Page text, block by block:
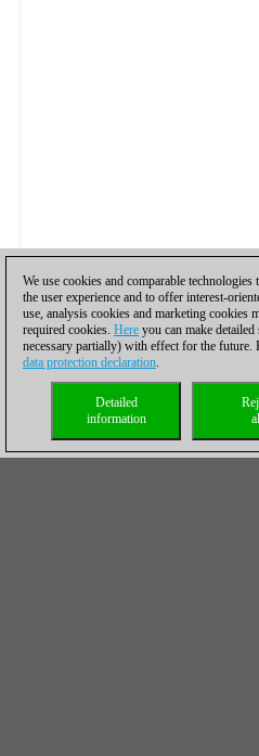
We use cookies and comparable
the user experience and to offer interest-
use, analysis cookies and marketing cookies
required cookies. Here you can make
necessary partially) with effect for the
data protection declaration.
Detailed
information